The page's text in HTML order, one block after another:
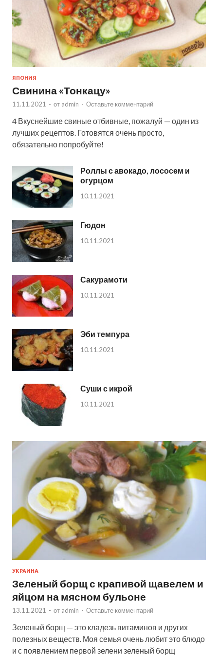
ЯПОНИЯ
Свинина «Тонкацу»
11.11.2021 - от admin - Оставьте комментарий
4 Вкуснейшие свиные отбивные, пожалуй — один из
лучших рецептов. Готовятся очень просто,
обязательно попробуйте!
Роллы с авокадо, лососем и
огурцом
10.11.2021
Гюдон
10.11.2021
Сакурамоти
10.11.2021
Эби темпура
10.11.2021
Суши с икрой
10.11.2021
УКРАИНА
Зеленый борщ с крапивой щавелем и
яйцом на мясном бульоне
13.11.2021 - от admin - Оставьте комментарий
Зеленый борщ — это кладезь витаминов и других
полезных веществ. Моя семья очень любит это блюдо
и с появлением первой зелени зеленый борщ